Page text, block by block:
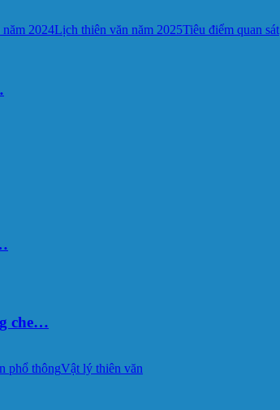
2024Lịch thiên văn năm 2025Tiêu điểm quan sát
che…
phổ thôngVật lý thiên văn